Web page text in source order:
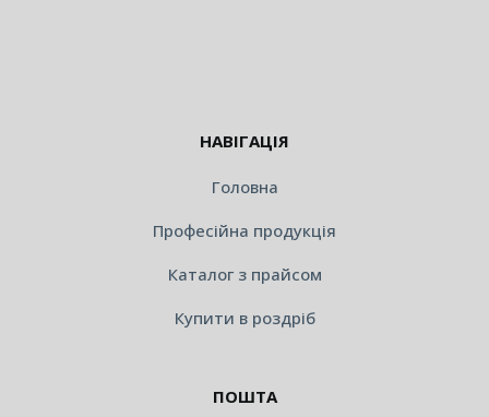
НАВІГАЦІЯ
Головна
Професійна продукція
Каталог з прайсом
Купити в роздріб
ПОШТА